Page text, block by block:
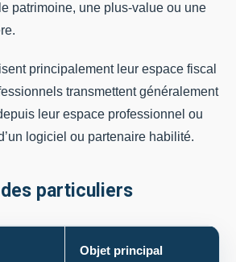
patrimoine, une plus-value ou une
principalement leur espace fiscal
transmettent généralement
leur espace professionnel ou
logiciel ou partenaire habilité.
particuliers
Objet principal